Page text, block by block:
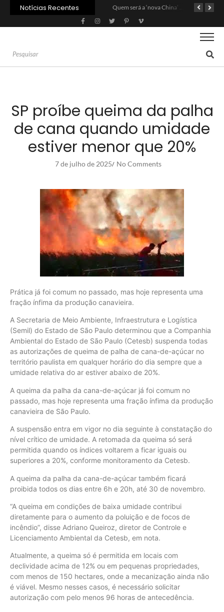
Notícias Recentes Quem será a ‘nova China’ do agro quando o apetite de Pequim acabar?
SP proíbe queima da palha
de cana quando umidade
estiver menor que 20%
7 de julho de 2025/ No Comments
Prática já foi comum no passado, mas hoje representa uma
fração ínfima da produção canavieira.
A Secretaria de Meio Ambiente, Infraestrutura e Logística
(Semil) do Estado de São Paulo determinou que a Companhia
Ambiental do Estado de São Paulo (Cetesb) suspenda todas
as autorizações de queima de palha de cana-de-açúcar no
território paulista em qualquer horário do dia sempre que a
umidade relativa do ar estiver abaixo de 20%.
A queima da palha da cana-de-açúcar já foi comum no
passado, mas hoje representa uma fração ínfima da produção
canavieira de São Paulo.
A suspensão entra em vigor no dia seguinte à constatação do
nível crítico de umidade. A retomada da queima só será
permitida quando os índices voltarem a ficar iguais ou
superiores a 20%, conforme monitoramento da Cetesb.
A queima da palha da cana-de-açúcar também ficará
proibida todos os dias entre 6h e 20h, até 30 de novembro.
“A queima em condições de baixa umidade contribui
diretamente para o aumento da poluição e de focos de
incêndio”, disse Adriano Queiroz, diretor de Controle e
Licenciamento Ambiental da Cetesb, em nota.
Atualmente, a queima só é permitida em locais com
declividade acima de 12% ou em pequenas propriedades,
com menos de 150 hectares, onde a mecanização ainda não
é viável. Mesmo nesses casos, é necessário solicitar
autorização com pelo menos 96 horas de antecedência.